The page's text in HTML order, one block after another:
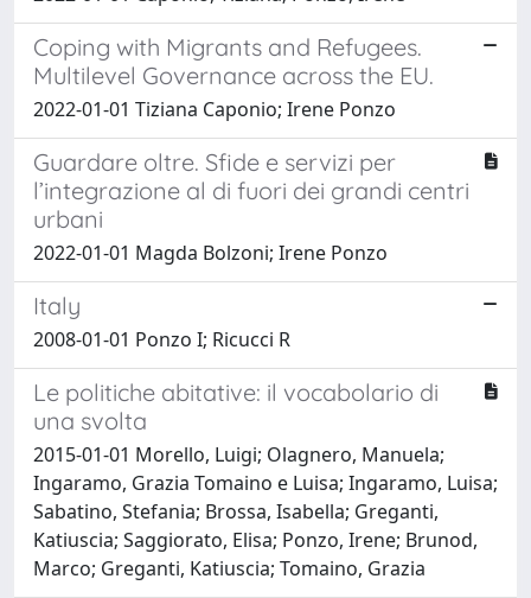
Coping with Migrants and Refugees.
Multilevel Governance across the EU.
2022-01-01 Tiziana Caponio; Irene Ponzo
Guardare oltre. Sfide e servizi per
l’integrazione al di fuori dei grandi centri
urbani
2022-01-01 Magda Bolzoni; Irene Ponzo
Italy
2008-01-01 Ponzo I; Ricucci R
Le politiche abitative: il vocabolario di
una svolta
2015-01-01 Morello, Luigi; Olagnero, Manuela;
Ingaramo, Grazia Tomaino e Luisa; Ingaramo, Luisa;
Sabatino, Stefania; Brossa, Isabella; Greganti,
Katiuscia; Saggiorato, Elisa; Ponzo, Irene; Brunod,
Marco; Greganti, Katiuscia; Tomaino, Grazia